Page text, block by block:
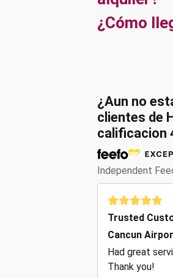
¿Cómo
¿Aun no
clientes de
calificacion
Independent
Trusted
Cancun
Had great
Thank you!